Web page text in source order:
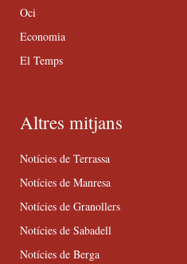
Oci
Economia
El Temps
Altres mitjans
Notícies de Terrassa
Notícies de Manresa
Notícies de Granollers
Notícies de Sabadell
Notícies de Berga